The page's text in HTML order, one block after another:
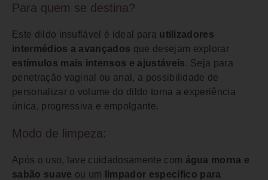
Para quem se destina?
Este dildo insuflável é ideal para utilizadores
intermédios a avançados que desejam explorar
estímulos mais intensos e ajustáveis . Seja para
penetração vaginal ou anal, a possibilidade de
personalizar o volume do dildo torna a experiência
única, progressiva e empolgante.
Modo de limpeza:
Após o uso, lave cuidadosamente com água morna e
sabão suave ou um
limpador específico para